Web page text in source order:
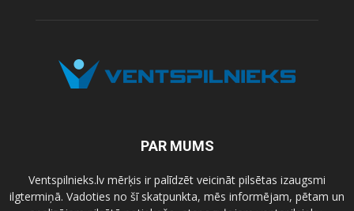
PAR MUMS
Ventspilnieks.lv mērķis ir palīdzēt veicināt pilsētas izaugsmi
ilgtermiņā. Vadoties no šī skatpunkta, mēs informējam, pētam un